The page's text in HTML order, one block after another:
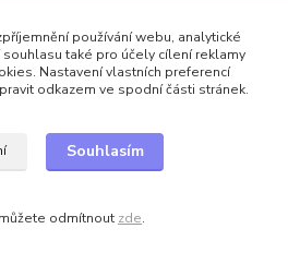
používání webu, analytické
také pro účely cílení reklamy
Nastavení vlastních preferencí
odkazem ve spodní části stránek.
Souhlasím
odmítnout zde.